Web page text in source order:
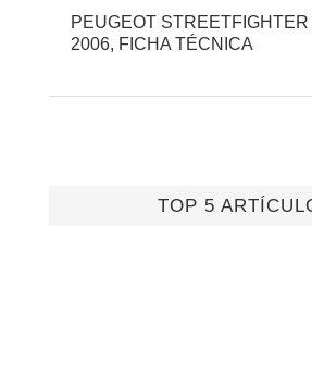
PEUGEOT STREETFIGHTER
2006, FICHA TÉCNICA
TOP 5